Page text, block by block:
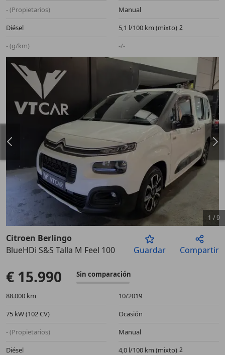
- (Propietarios)
Manual
Diésel
5,1 l/100 km (mixto)
- (g/km)
-/-
Anterior
1 /9
Citroen Berlingo
BlueHDi S&S Talla M Feel 100
Guardar Compartir
€ 15.990 Sin comparación
88.000 km
10/2019
75 kW (102 CV)
Ocasión
- (Propietarios)
Manual
Diésel
4,0 l/100 km (mixto)